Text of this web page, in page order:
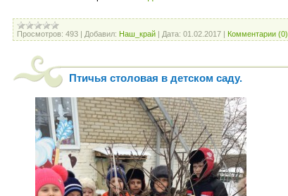
Просмотров: 493 | Добавил: Наш_край | Дата: 01.02.2017 | Комментарии (0)
Птичья столовая в детском саду.